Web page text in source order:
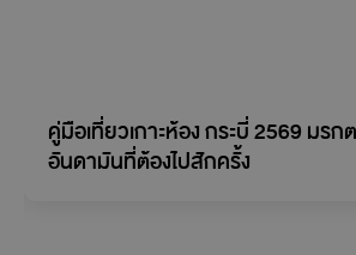
คู่มือเที่ยวเกาะห้อง กระบี่ 2569 มรก
อันดามันที่ต้องไปสักครั้ง